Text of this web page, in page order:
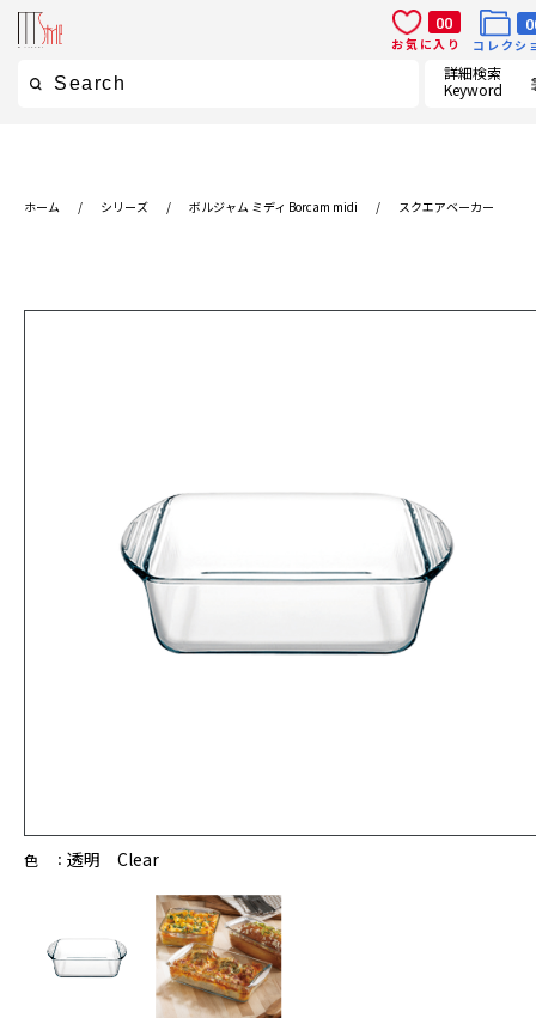
詳細検索
Keyword
00
お気に入り
コレクシ
ホーム / シリーズ / ボルジャム ミディ Borcam midi / スクエアベーカー
色 ： 透明 Clear